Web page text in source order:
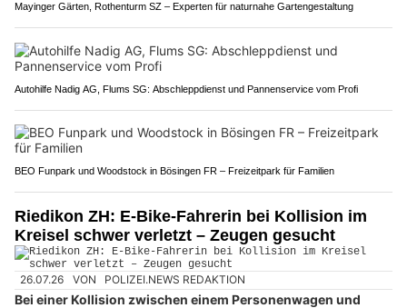
Mayinger Gärten, Rothenturm SZ – Experten für naturnahe Gartengestaltung
Autohilfe Nadig AG, Flums SG: Abschleppdienst und Pannenservice vom Profi
BEO Funpark und Woodstock in Bösingen FR – Freizeitpark für Familien
Riedikon ZH: E-Bike-Fahrerin bei Kollision im
Kreisel schwer verletzt – Zeugen gesucht
26.07.26 VON POLIZEI.NEWS REDAKTION
Bei einer Kollision zwischen einem Personenwagen und